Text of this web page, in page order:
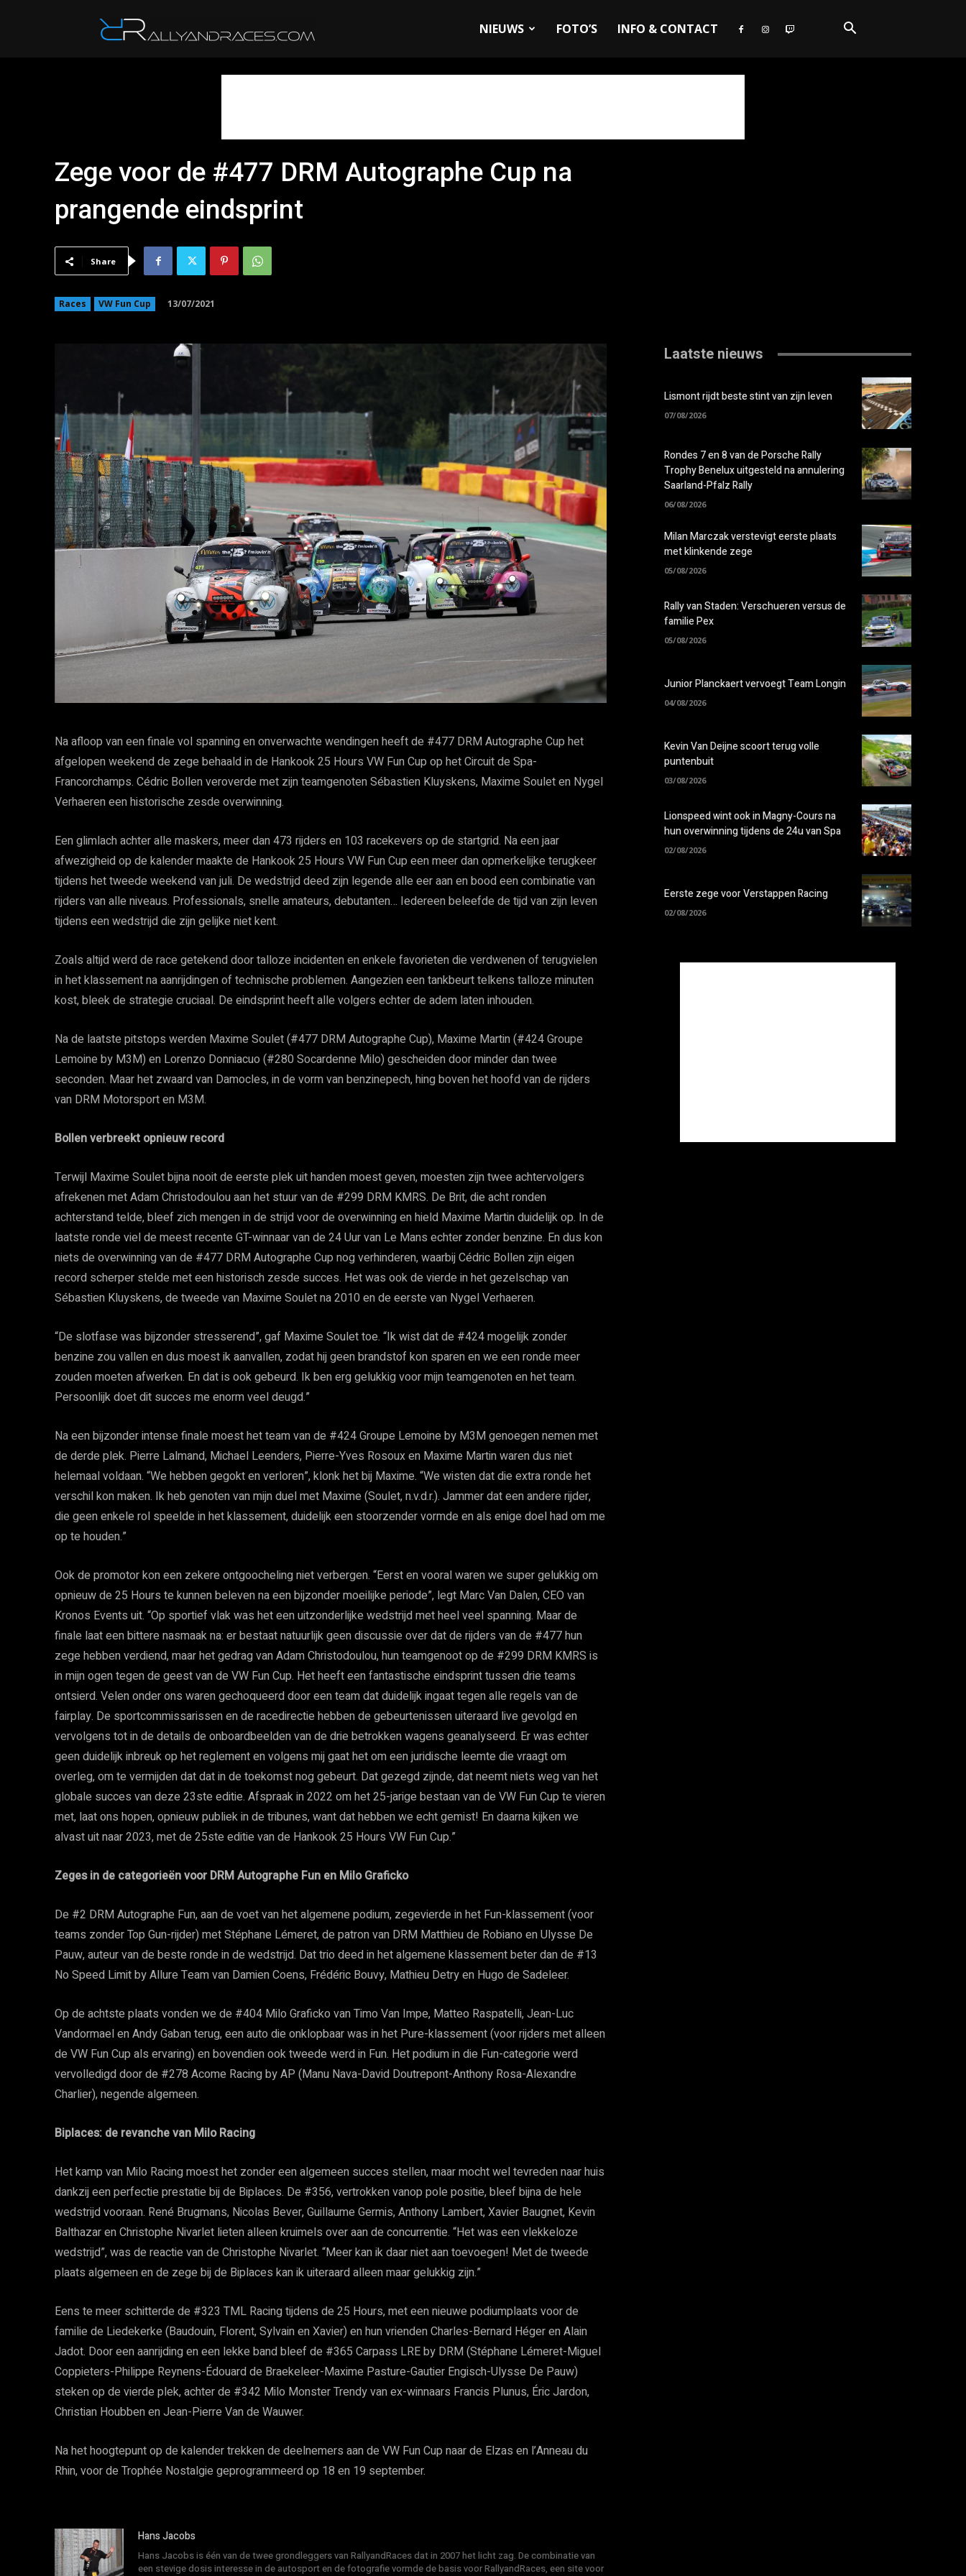
NIEUWS FOTO’S INFO & CONTACT
Zege voor de #477 DRM Autographe Cup na
prangende eindsprint
Share
Races VW Fun Cup 13/07/2021
Na afloop van een finale vol spanning en onverwachte wendingen heeft de #477 DRM Autographe Cup het
afgelopen weekend de zege behaald in de Hankook 25 Hours VW Fun Cup op het Circuit de Spa-
Francorchamps. Cédric Bollen veroverde met zijn teamgenoten Sébastien Kluyskens, Maxime Soulet en Nygel
Verhaeren een historische zesde overwinning.
Een glimlach achter alle maskers, meer dan 473 rijders en 103 racekevers op de startgrid. Na een jaar
afwezigheid op de kalender maakte de Hankook 25 Hours VW Fun Cup een meer dan opmerkelijke terugkeer
tijdens het tweede weekend van juli. De wedstrijd deed zijn legende alle eer aan en bood een combinatie van
rijders van alle niveaus. Professionals, snelle amateurs, debutanten… Iedereen beleefde de tijd van zijn leven
tijdens een wedstrijd die zijn gelijke niet kent.
Zoals altijd werd de race getekend door talloze incidenten en enkele favorieten die verdwenen of terugvielen
in het klassement na aanrijdingen of technische problemen. Aangezien een tankbeurt telkens talloze minuten
kost, bleek de strategie cruciaal. De eindsprint heeft alle volgers echter de adem laten inhouden.
Na de laatste pitstops werden Maxime Soulet (#477 DRM Autographe Cup), Maxime Martin (#424 Groupe
Lemoine by M3M) en Lorenzo Donniacuo (#280 Socardenne Milo) gescheiden door minder dan twee
seconden. Maar het zwaard van Damocles, in de vorm van benzinepech, hing boven het hoofd van de rijders
van DRM Motorsport en M3M.
Bollen verbreekt opnieuw record
Terwijl Maxime Soulet bijna nooit de eerste plek uit handen moest geven, moesten zijn twee achtervolgers
afrekenen met Adam Christodoulou aan het stuur van de #299 DRM KMRS. De Brit, die acht ronden
achterstand telde, bleef zich mengen in de strijd voor de overwinning en hield Maxime Martin duidelijk op. In de
laatste ronde viel de meest recente GT-winnaar van de 24 Uur van Le Mans echter zonder benzine. En dus kon
niets de overwinning van de #477 DRM Autographe Cup nog verhinderen, waarbij Cédric Bollen zijn eigen
record scherper stelde met een historisch zesde succes. Het was ook de vierde in het gezelschap van
Sébastien Kluyskens, de tweede van Maxime Soulet na 2010 en de eerste van Nygel Verhaeren.
“De slotfase was bijzonder stresserend”, gaf Maxime Soulet toe. “Ik wist dat de #424 mogelijk zonder
benzine zou vallen en dus moest ik aanvallen, zodat hij geen brandstof kon sparen en we een ronde meer
zouden moeten afwerken. En dat is ook gebeurd. Ik ben erg gelukkig voor mijn teamgenoten en het team.
Persoonlijk doet dit succes me enorm veel deugd.”
Na een bijzonder intense finale moest het team van de #424 Groupe Lemoine by M3M genoegen nemen met
de derde plek. Pierre Lalmand, Michael Leenders, Pierre-Yves Rosoux en Maxime Martin waren dus niet
helemaal voldaan. “We hebben gegokt en verloren”, klonk het bij Maxime. “We wisten dat die extra ronde het
verschil kon maken. Ik heb genoten van mijn duel met Maxime (Soulet, n.v.d.r.). Jammer dat een andere rijder,
die geen enkele rol speelde in het klassement, duidelijk een stoorzender vormde en als enige doel had om me
op te houden.”
Ook de promotor kon een zekere ontgoocheling niet verbergen. “Eerst en vooral waren we super gelukkig om
opnieuw de 25 Hours te kunnen beleven na een bijzonder moeilijke periode”, legt Marc Van Dalen, CEO van
Kronos Events uit. “Op sportief vlak was het een uitzonderlijke wedstrijd met heel veel spanning. Maar de
finale laat een bittere nasmaak na: er bestaat natuurlijk geen discussie over dat de rijders van de #477 hun
zege hebben verdiend, maar het gedrag van Adam Christodoulou, hun teamgenoot op de #299 DRM KMRS is
in mijn ogen tegen de geest van de VW Fun Cup. Het heeft een fantastische eindsprint tussen drie teams
ontsierd. Velen onder ons waren gechoqueerd door een team dat duidelijk ingaat tegen alle regels van de
fairplay. De sportcommissarissen en de racedirectie hebben de gebeurtenissen uiteraard live gevolgd en
vervolgens tot in de details de onboardbeelden van de drie betrokken wagens geanalyseerd. Er was echter
geen duidelijk inbreuk op het reglement en volgens mij gaat het om een juridische leemte die vraagt om
overleg, om te vermijden dat dat in de toekomst nog gebeurt. Dat gezegd zijnde, dat neemt niets weg van het
globale succes van deze 23ste editie. Afspraak in 2022 om het 25-jarige bestaan van de VW Fun Cup te vieren
met, laat ons hopen, opnieuw publiek in de tribunes, want dat hebben we echt gemist! En daarna kijken we
alvast uit naar 2023, met de 25ste editie van de Hankook 25 Hours VW Fun Cup.”
Zeges in de categorieën voor DRM Autographe Fun en Milo Graficko
De #2 DRM Autographe Fun, aan de voet van het algemene podium, zegevierde in het Fun-klassement (voor
teams zonder Top Gun-rijder) met Stéphane Lémeret, de patron van DRM Matthieu de Robiano en Ulysse De
Pauw, auteur van de beste ronde in de wedstrijd. Dat trio deed in het algemene klassement beter dan de #13
No Speed Limit by Allure Team van Damien Coens, Frédéric Bouvy, Mathieu Detry en Hugo de Sadeleer.
Op de achtste plaats vonden we de #404 Milo Graficko van Timo Van Impe, Matteo Raspatelli, Jean-Luc
Vandormael en Andy Gaban terug, een auto die onklopbaar was in het Pure-klassement (voor rijders met alleen
de VW Fun Cup als ervaring) en bovendien ook tweede werd in Fun. Het podium in die Fun-categorie werd
vervolledigd door de #278 Acome Racing by AP (Manu Nava-David Doutrepont-Anthony Rosa-Alexandre
Charlier), negende algemeen.
Biplaces: de revanche van Milo Racing
Het kamp van Milo Racing moest het zonder een algemeen succes stellen, maar mocht wel tevreden naar huis
dankzij een perfectie prestatie bij de Biplaces. De #356, vertrokken vanop pole positie, bleef bijna de hele
wedstrijd vooraan. René Brugmans, Nicolas Bever, Guillaume Germis, Anthony Lambert, Xavier Baugnet, Kevin
Balthazar en Christophe Nivarlet lieten alleen kruimels over aan de concurrentie. “Het was een vlekkeloze
wedstrijd”, was de reactie van de Christophe Nivarlet. “Meer kan ik daar niet aan toevoegen! Met de tweede
plaats algemeen en de zege bij de Biplaces kan ik uiteraard alleen maar gelukkig zijn.”
Eens te meer schitterde de #323 TML Racing tijdens de 25 Hours, met een nieuwe podiumplaats voor de
familie de Liedekerke (Baudouin, Florent, Sylvain en Xavier) en hun vrienden Charles-Bernard Héger en Alain
Jadot. Door een aanrijding en een lekke band bleef de #365 Carpass LRE by DRM (Stéphane Lémeret-Miguel
Coppieters-Philippe Reynens-Édouard de Braekeleer-Maxime Pasture-Gautier Engisch-Ulysse De Pauw)
steken op de vierde plek, achter de #342 Milo Monster Trendy van ex-winnaars Francis Plunus, Éric Jardon,
Christian Houbben en Jean-Pierre Van de Wauwer.
Na het hoogtepunt op de kalender trekken de deelnemers aan de VW Fun Cup naar de Elzas en l’Anneau du
Rhin, voor de Trophée Nostalgie geprogrammeerd op 18 en 19 september.
Hans Jacobs
Hans Jacobs is één van de twee grondleggers van RallyandRaces dat in 2007 het licht zag. De combinatie van
een stevige dosis interesse in de autosport en de fotografie vormde de basis voor RallyandRaces, een site voor
Laatste nieuws
Lismont rijdt beste stint van zijn leven
07/08/2026
Rondes 7 en 8 van de Porsche Rally
Trophy Benelux uitgesteld na annulering
Saarland-Pfalz Rally
06/08/2026
Milan Marczak verstevigt eerste plaats
met klinkende zege
05/08/2026
Rally van Staden: Verschueren versus de
familie Pex
05/08/2026
Junior Planckaert vervoegt Team Longin
04/08/2026
Kevin Van Deijne scoort terug volle
puntenbuit
03/08/2026
Lionspeed wint ook in Magny-Cours na
hun overwinning tijdens de 24u van Spa
02/08/2026
Eerste zege voor Verstappen Racing
02/08/2026